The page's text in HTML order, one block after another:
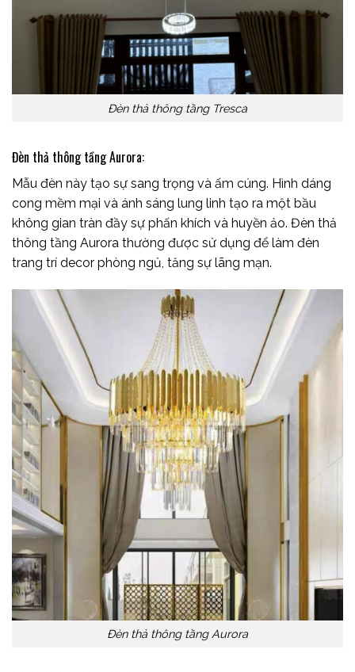
Đèn thả thông tầng Tresca
Đèn thả thông tầng Aurora:
Mẫu đèn này tạo sự sang trọng và ấm cúng. Hình dáng
cong mềm mại và ánh sáng lung linh tạo ra một bầu
không gian tràn đầy sự phấn khích và huyền ảo. Đèn thả
thông tầng Aurora thường được sử dụng để làm đèn
trang trí decor phòng ngủ, tăng sự lãng mạn.
Đèn thả thông tầng Aurora